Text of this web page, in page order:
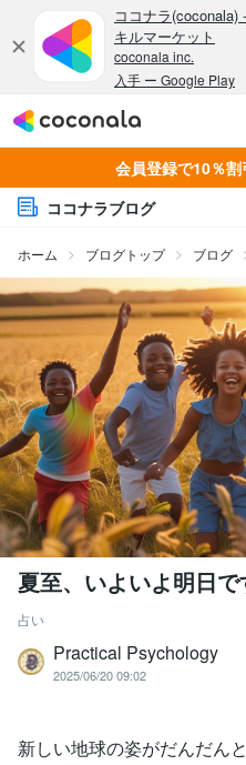
会員登録で10％割
ココナラブログ
ホーム ブログトップ ブログ
夏至、いよいよ明日で
占い
Practical Psychology
2025/06/20 09:02
新しい地球の姿がだんだん